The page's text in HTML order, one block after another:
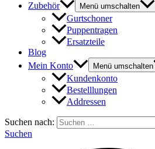
Zubehör
Menü umschalten
Gurtschoner
Puppentragen
Ersatzteile
Blog
Mein Konto
Menü umschalten
Kundenkonto
Bestelllungen
Addressen
Suchen nach:
Suchen